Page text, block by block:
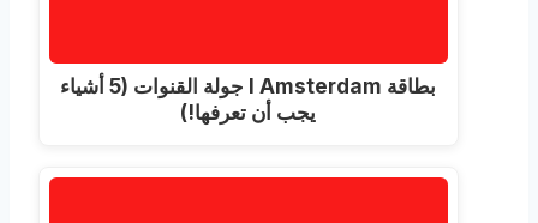
بطاقة I Amsterdam جولة القنوات (5 أشياء
يجب أن تعرفها!)